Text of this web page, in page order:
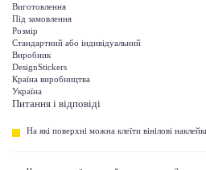
Виготовлення
Під замовлення
Розмір
Стандартний або індивідуальний
Виробник
DesignStickers
Країна виробництва
Україна
Питання і відповіді
На які поверхні можна клеїти вінілові